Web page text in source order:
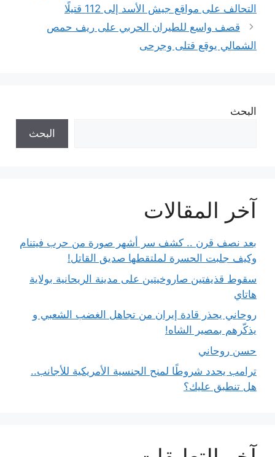
التحالف على مواقع جيش الأسد إلى 112 قتيلًا
قصف واسع للطيران الحربي على ريف حمص
الشمالي يوقع قتلى وجرحى
البحث
البحث
آخر المقالات
بعد نصف قرن .. كشف سر أشهر صورة من حرب فيتنام
وكيف جلبت الحسرة لملتقطها صديق القاتل!
سقوط قذيفتين صاروخيتين على مدينة الريحانية بولاية
هاتاي
روحاني يحذر قادة إيران من تجاهل الغضب الشعبي و
يذكّرهم بمصير الشاه!
حسن روحاني
ترامب يحدد شروطًا لمنح الجنسية الأمريكية للأجانب..
هل تنطبق عليك؟